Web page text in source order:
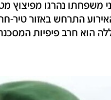
משפחתו נהרגו מפיצוץ
התרחש באזור טיר-
הוא חרב פיפיות